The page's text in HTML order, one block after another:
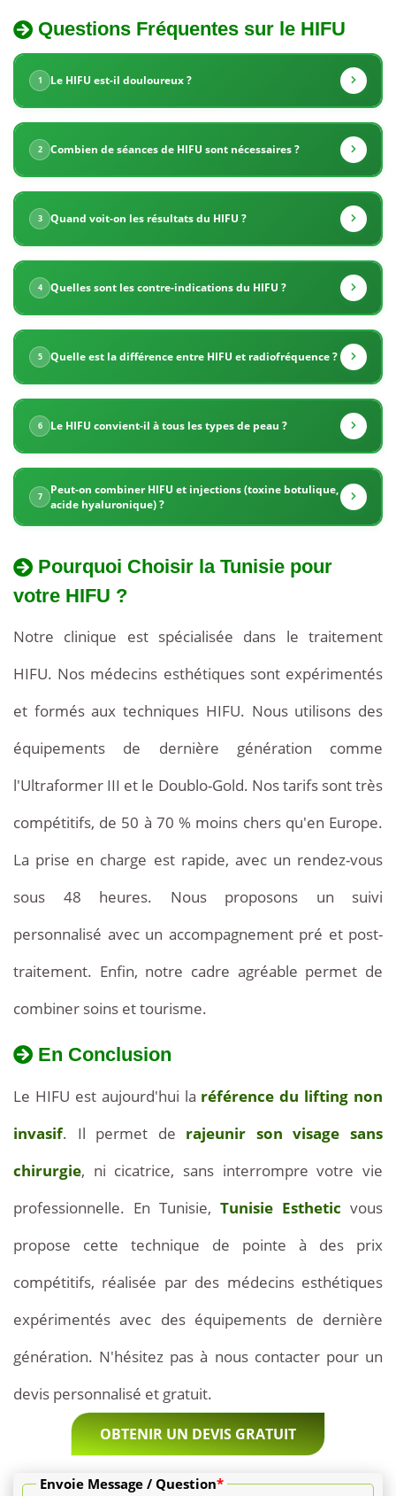
Tarifs
du
HIFU
en
Tunisie
La
Tunisie
propose
des
tarifs
très
compétitifs
pour
le
traitement
HIFU.
Les
prix
sont
50
coûte
entre
400
€
et
600
€.
Le
demi-
(joues
Questions Fréquentes sur le HIFU
1 Le HIFU est-il douloureux ?
2 Combien de séances de HIFU sont nécessaires ?
3 Quand voit-on les résultats du HIFU ?
4 Quelles sont les contre-indications du HIFU ?
5 Quelle est la différence entre HIFU et radiofréquence ?
6 Le HIFU convient-il à tous les types de peau ?
7
Peut-on combiner HIFU et injections (toxine botulique,
acide hyaluronique) ?
Pourquoi Choisir la Tunisie pour
votre HIFU ?
Notre clinique est spécialisée dans le traitement
HIFU. Nos médecins esthétiques sont expérimentés
et formés aux techniques HIFU. Nous utilisons des
équipements de dernière génération comme
l'Ultraformer III et le Doublo-Gold. Nos tarifs sont très
compétitifs, de 50 à 70 % moins chers qu'en Europe.
La prise en charge est rapide, avec un rendez-vous
sous 48 heures. Nous proposons un suivi
personnalisé avec un accompagnement pré et post-
traitement. Enfin, notre cadre agréable permet de
combiner soins et tourisme.
En Conclusion
Le HIFU est aujourd'hui la référence du lifting non
invasif. Il permet de rajeunir son visage sans
chirurgie, ni cicatrice, sans interrompre votre vie
professionnelle. En Tunisie, Tunisie Esthetic vous
propose cette technique de pointe à des prix
compétitifs, réalisée par des médecins esthétiques
expérimentés avec des équipements de dernière
génération. N'hésitez pas à nous contacter pour un
devis personnalisé et gratuit.
OBTENIR UN DEVIS GRATUIT
Envoie Message / Question*